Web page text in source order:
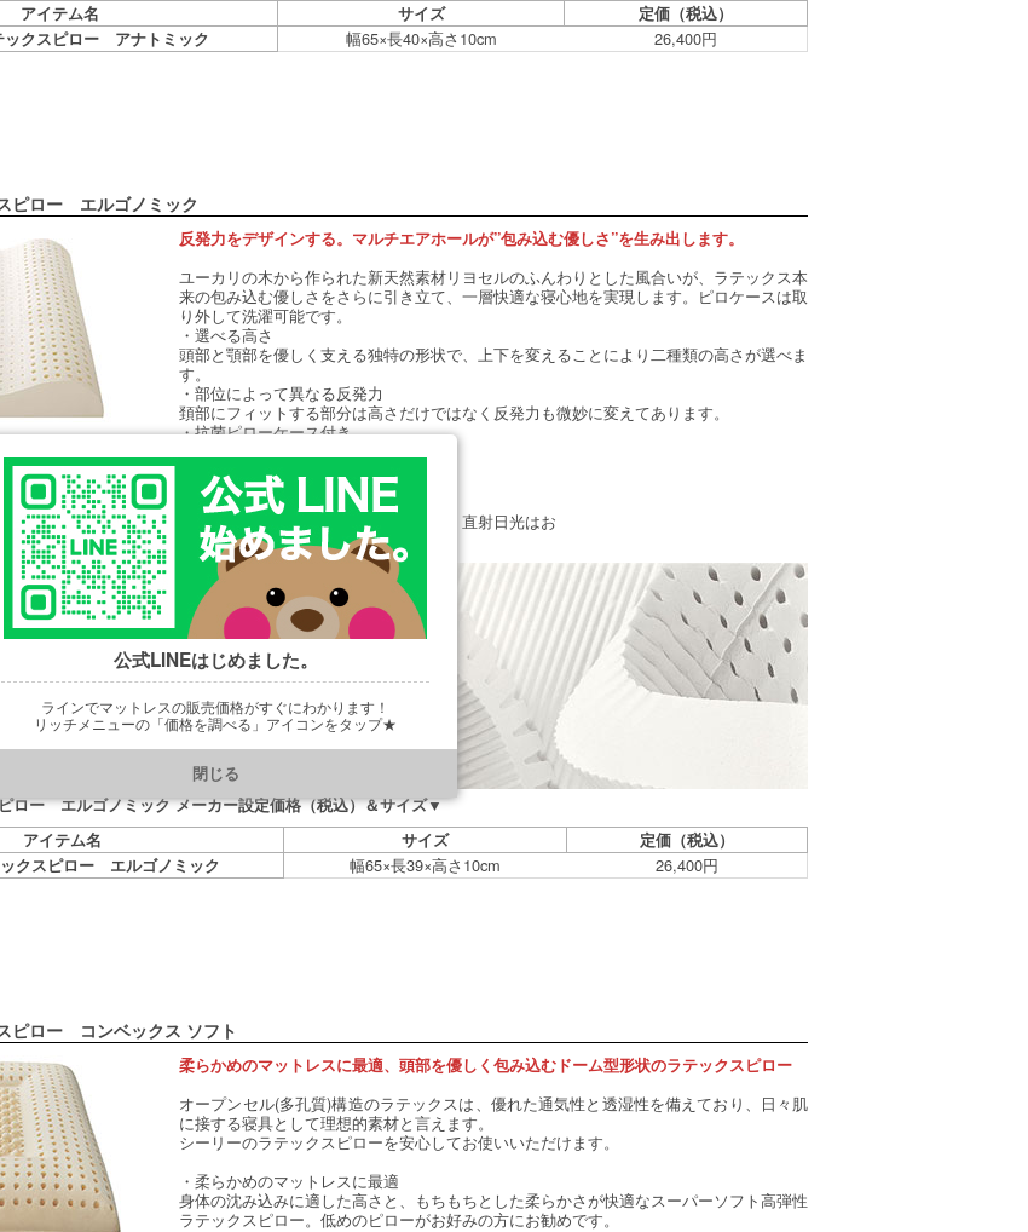
アイテム名
サイズ
定価（税込）
ックスピロー アナトミック
幅65×長40×高さ10cm 26,400円
ピロー エルゴノミック
反発力をデザインする。マルチエアホールが”包み込む優しさ”を生み出します。
ユーカリの木から作られた新天然素材リヨセルのふんわりとした風合いが、ラテックス本
来の包み込む優しさをさらに引き立て、一層快適な寝心地を実現します。ピロケースは取
り外して洗濯可能です。
・選べる高さ
頭部と顎部を優しく支える独特の形状で、上下を変えることにより二種類の高さが選べま
す。
・部位によって異なる反発力
頚部にフィットする部分は高さだけではなく反発力も微妙に変えてあります。
・抗菌ピローケース付き
菌ピローケース付き（着脱式）
定外繊維（リヨセル）43％ ■洗濯可 ※枕本体の劣化を防ぐため、直射日光はお
ロー エルゴノミック メーカー設定価格（税込）＆サイズ▼
アイテム名
サイズ
定価（税込）
クスピロー エルゴノミック
幅65×長39×高さ10cm 26,400円
ピロー コンベックス ソフト
柔らかめのマットレスに最適、頭部を優しく包み込むドーム型形状のラテックスピロー
オープンセル(多孔質)構造のラテックスは、優れた通気性と透湿性を備えており、日々肌
に接する寝具として理想的素材と言えます。
シーリーのラテックスピローを安心してお使いいただけます。
・柔らかめのマットレスに最適
身体の沈み込みに適した高さと、もちもちとした柔らかさが快適なスーパーソフト高弾性
ラテックスピロー。低めのピローがお好みの方にお勧めです。
公式LINEはじめました。
ラインでマットレスの販売価格がすぐにわかります！
リッチメニューの「価格を調べる」アイコンをタップ★
https://line.me/R/ti/p/@901ptzjz
閉じる